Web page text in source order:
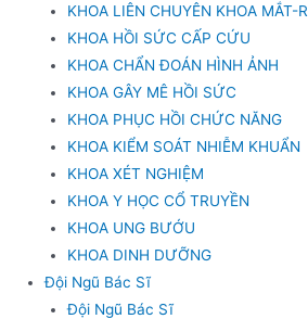
KHOA LIÊN CHUYÊN KHOA MẮT-
KHOA HỒI SỨC CẤP CỨU
KHOA CHẨN ĐOÁN HÌNH ẢNH
KHOA GÂY MÊ HỒI SỨC
KHOA PHỤC HỒI CHỨC NĂNG
KHOA KIỂM SOÁT NHIỄM KHUẨN
KHOA XÉT NGHIỆM
KHOA Y HỌC CỔ TRUYỀN
KHOA UNG BƯỚU
KHOA DINH DƯỠNG
Đội Ngũ Bác Sĩ
Đội Ngũ Bác Sĩ